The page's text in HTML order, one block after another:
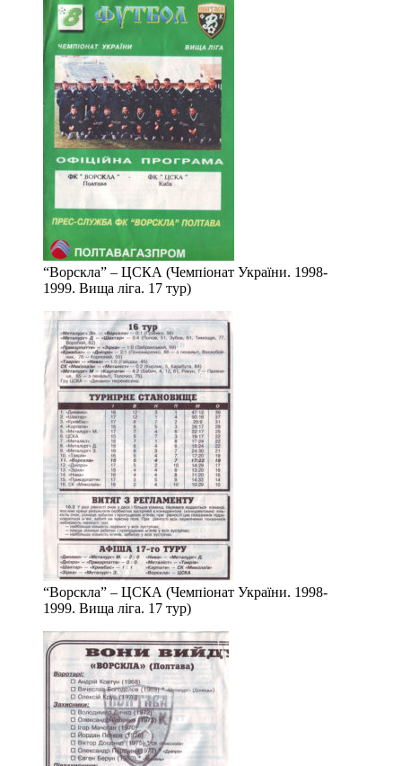
“Ворскла” – ЦСКА (Чемпіонат України. 1998-
1999. Вища ліга. 17 тур)
“Ворскла” – ЦСКА (Чемпіонат України. 1998-
1999. Вища ліга. 17 тур)